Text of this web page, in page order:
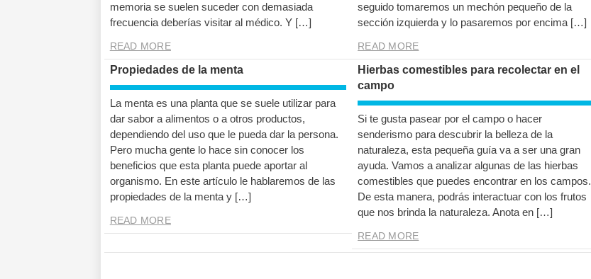
memoria se suelen suceder con demasiada
frecuencia deberías visitar al médico. Y […]
READ MORE
seguido tomaremos un mechón pequeño de la
sección izquierda y lo pasaremos por encima […]
READ MORE
Propiedades de la menta
La menta es una planta que se suele utilizar para
dar sabor a alimentos o a otros productos,
dependiendo del uso que le pueda dar la persona.
Pero mucha gente lo hace sin conocer los
beneficios que esta planta puede aportar al
organismo. En este artículo le hablaremos de las
propiedades de la menta y […]
READ MORE
Hierbas comestibles para recolectar en el
campo
Si te gusta pasear por el campo o hacer
senderismo para descubrir la belleza de la
naturaleza, esta pequeña guía va a ser una gran
ayuda. Vamos a analizar algunas de las hierbas
comestibles que puedes encontrar en los campos.
De esta manera, podrás interactuar con los frutos
que nos brinda la naturaleza. Anota en […]
READ MORE